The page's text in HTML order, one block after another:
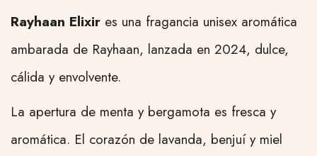
Rayhaan Elixir es una fragancia unisex aromática
ambarada de Rayhaan, lanzada en 2024, dulce,
cálida y envolvente.
La apertura de menta y bergamota es fresca y
aromática. El corazón de lavanda, benjuí y miel